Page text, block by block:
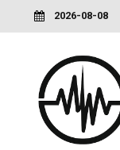
2026-08-08